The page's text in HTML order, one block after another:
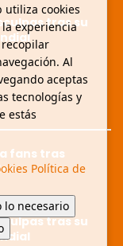
tras su
fans tras
tras su
utiliza cookies
experiencia
Al
aceptas
tecnologías y
estás
Política de
lo necesario